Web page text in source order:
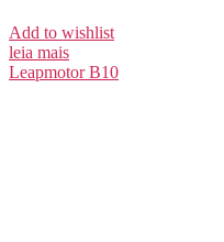
Add to wishlist
leia mais
Leapmotor B10